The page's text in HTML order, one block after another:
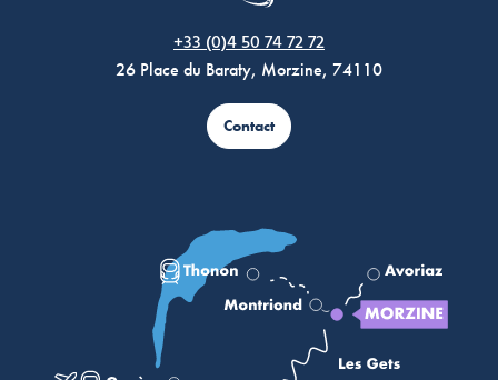
+33 (0)4 50 74 72 72
26 Place du Baraty, Morzine, 74110
Contact